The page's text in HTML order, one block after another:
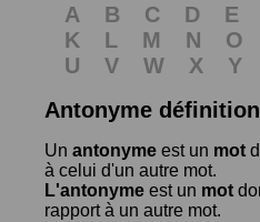
A B C D E
K
L M N O
U
V W X Y
Antonyme définition
Un antonyme est un mot
à celui d'un autre mot.
L'antonyme est un mot
rapport à un autre mot.